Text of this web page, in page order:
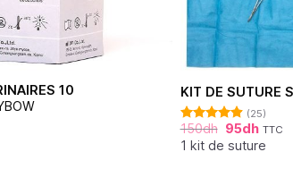
10
KIT DE SUTURE
Note4.92
sur 5
(25)
150dh 95dh TTC
1 kit de suture